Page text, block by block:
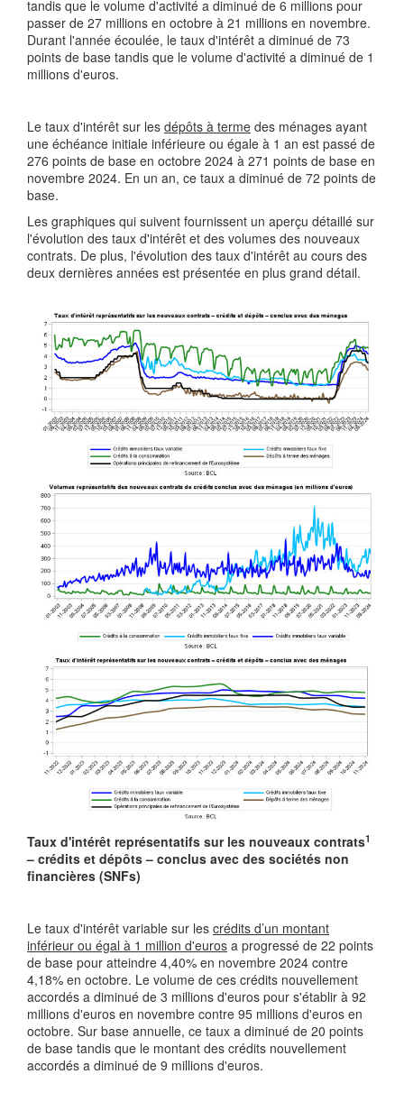
tandis que le volume d'activité a diminué de 6 millions pour
passer de 27 millions en octobre à 21 millions en novembre.
Durant l'année écoulée, le taux d'intérêt a diminué de 73
points de base tandis que le volume d'activité a diminué de 1
millions d'euros.
Le taux d'intérêt sur les dépôts à terme des ménages ayant
une échéance initiale inférieure ou égale à 1 an est passé de
276 points de base en octobre 2024 à 271 points de base en
novembre 2024. En un an, ce taux a diminué de 72 points de
base.
Les graphiques qui suivent fournissent un aperçu détaillé sur
l'évolution des taux d'intérêt et des volumes des nouveaux
contrats. De plus, l'évolution des taux d'intérêt au cours des
deux dernières années est présentée en plus grand détail.
Taux d'intérêt représentatifs sur les nouveaux contrats1
– crédits et dépôts – conclus avec des sociétés non
financières (SNFs)
Le taux d'intérêt variable sur les crédits d’un montant
inférieur ou égal à 1 million d'euros a progressé de 22 points
de base pour atteindre 4,40% en novembre 2024 contre
4,18% en octobre. Le volume de ces crédits nouvellement
accordés a diminué de 3 millions d'euros pour s'établir à 92
millions d'euros en novembre contre 95 millions d'euros en
octobre. Sur base annuelle, ce taux a diminué de 20 points
de base tandis que le montant des crédits nouvellement
accordés a diminué de 9 millions d'euros.